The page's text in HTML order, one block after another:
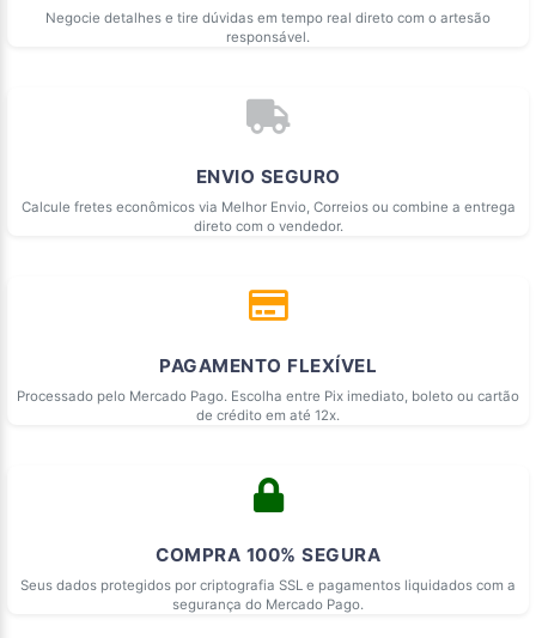
Negocie detalhes e tire dúvidas em tempo real direto com o artesão
responsável.
ENVIO SEGURO
Calcule fretes econômicos via Melhor Envio, Correios ou combine a entrega
direto com o vendedor.
PAGAMENTO FLEXÍVEL
Processado pelo Mercado Pago. Escolha entre Pix imediato, boleto ou cartão
de crédito em até 12x.
COMPRA 100% SEGURA
Seus dados protegidos por criptografia SSL e pagamentos liquidados com a
segurança do Mercado Pago.